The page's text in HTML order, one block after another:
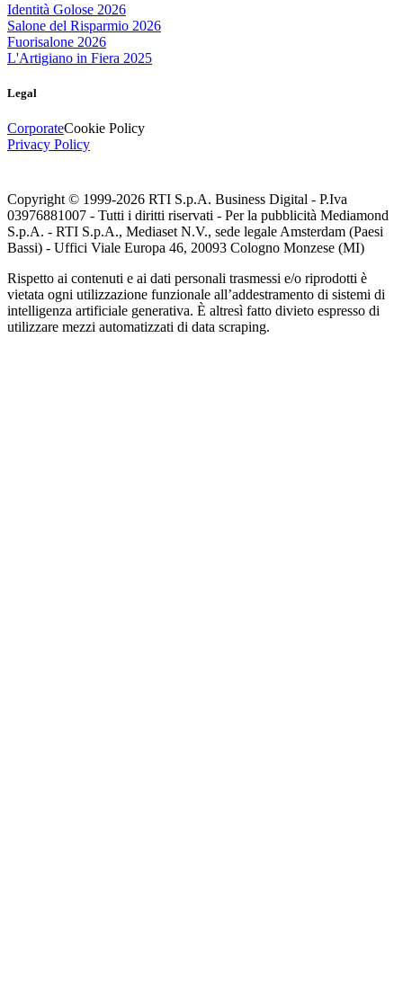
Identità Golose 2026
Salone del Risparmio 2026
Fuorisalone 2026
L'Artigiano in Fiera 2025
Legal
CorporateCookie Policy
Privacy Policy
Copyright © 1999-2026 RTI S.p.A. Business Digital - P.Iva
03976881007 - Tutti i diritti riservati - Per la pubblicità Mediamond
S.p.A. - RTI S.p.A., Mediaset N.V., sede legale Amsterdam (Paesi
Bassi) - Uffici Viale Europa 46, 20093 Cologno Monzese (MI)
Rispetto ai contenuti e ai dati personali trasmessi e/o riprodotti è
vietata ogni utilizzazione funzionale all’addestramento di sistemi di
intelligenza artificiale generativa. È altresì fatto divieto espresso di
utilizzare mezzi automatizzati di data scraping.